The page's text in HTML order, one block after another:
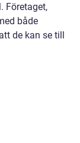
Företaget,
både
de kan se till